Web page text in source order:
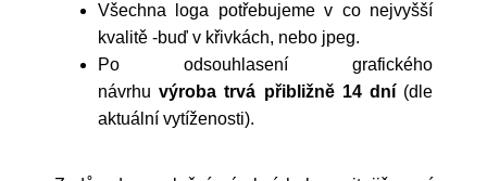
Všechna loga potřebujeme v co nejvyšší
kvalitě -buď v křivkách, nebo jpeg.
Po odsouhlasení grafického
návrhu výroba trvá přibližně 14 dní(dle
aktuální vytíženosti).